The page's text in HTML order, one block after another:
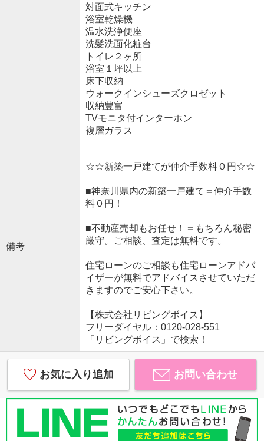
対面式キッチン
浴室乾燥機
温水洗浄便座
洗髪洗面化粧台
トイレ２ヶ所
浴室１坪以上
床下収納
ウォークインシューズクロゼット
収納豊富
TVモニタ付インターホン
複層ガラス
備考
☆☆新築一戸建てが仲介手数料０円☆☆
■神奈川県内の新築一戸建て＝仲介手数
料０円！
■不動産売却もお任せ！＝もちろん秘密
厳守。ご相談、査定は無料です。
住宅ローンのご相談も住宅ローンアドバ
イザーが無料でアドバイスさせていただ
きますのでご安心下さい。
【株式会社リビングボイス】
フリーダイヤル：0120-028-551
「リビングボイス」で検索！
お気に入り追加 お問い合わせ